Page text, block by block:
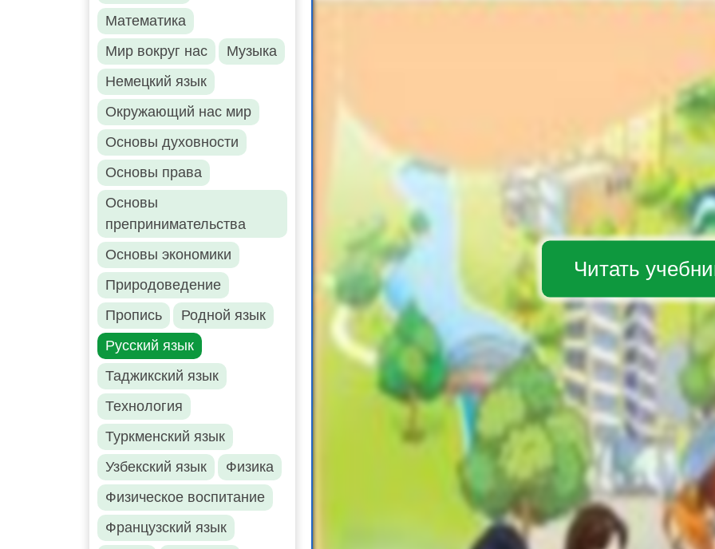
Математика
Мир вокруг нас
Музыка
Немецкий язык
Окружающий нас мир
Основы духовности
Основы права
Основы
препринимательства
Основы экономики
Природоведение
Пропись
Родной язык
Русский язык
Таджикский язык
Технология
Туркменский язык
Узбекский язык
Физика
Физическое воспитание
Французский язык
Читать